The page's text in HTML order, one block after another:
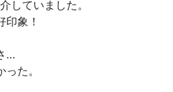
していました。
象！
…
た。